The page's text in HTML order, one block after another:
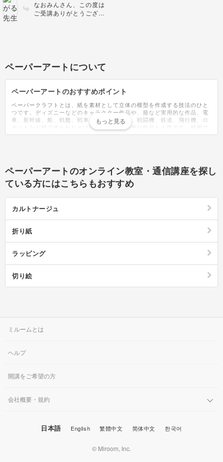
もよいかもしれません…
*
なおみんさん、この度は
ご受講ありがとうござい
レベルアップしていて楽
しめると思います！
ペーパーアートについて
ペーパーアートのおすすめポイント
ペーパークラフトとは、紙を素材として立体の模型を作成する技法のひと
つです。ディズニーなどのキャラクター作品や、籠など実用的な作品、電
車、新幹線、船、戦艦、戦車、スポーツカー、戦闘機、鉄道、飛行機、ロ
ボットなど紙で作られたとは到底思えない精密な作品も人気です。精密で
あるほど難しいので、つい時間を忘れて夢中になってしまうことも。ペー
のペーパークラフトを作って飾るのもおすす。鉄道会社でも、無料でダウ
ンロード出来る図面があるので好きな車体を作り、プラレールに被せて走
らせるのも人気があります。作り方は簡単で、好みの図面（展開図）をダ
均でも厚手の用紙は販売されているので、費用も抑えられます。プリンタ
が完成します。初心者はかごやひまわりなどの花、食べ物やふねなどの乗
ーパークラフトアルファベットシリーズもブラザーのサイトからダウンロ
ペーパーアートのオンライン教室・通信講座を探し
ている方にはこちらもおすすめ
カルトナージュ
折り紙
ラッピング
切り絵
ミルームとは
ヘルプ
開講をご希望の方
会社概要・規約
日本語 English 繁體中文 简体中文 한국어
© Miroom, Inc.